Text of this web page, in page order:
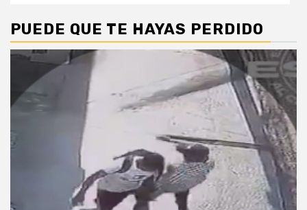
PUEDE QUE TE HAYAS PERDIDO